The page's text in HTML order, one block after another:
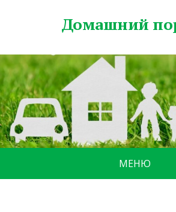
Домашний
МЕНЮ